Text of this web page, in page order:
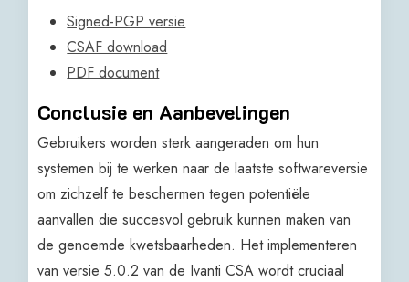
Signed-PGP versie
CSAF download
PDF document
Conclusie en Aanbevelingen
Gebruikers worden sterk aangeraden om hun
systemen bij te werken naar de laatste softwareversie
om zichzelf te beschermen tegen potentiële
aanvallen die succesvol gebruik kunnen maken van
de genoemde kwetsbaarheden. Het implementeren
van versie 5.0.2 van de Ivanti CSA wordt cruciaal